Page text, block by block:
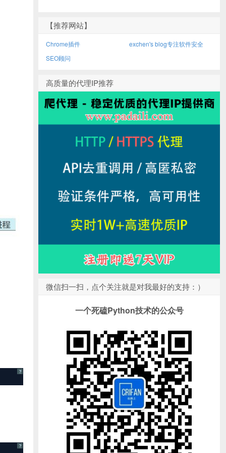
?
?
【推荐网站】
Chrome插件
exchen's blog专注软件安全
SEO顾问
高质量的代理IP推荐
微信扫一扫，点个关注就是对我最好的支持：）
一个死磕Python技术的公众号